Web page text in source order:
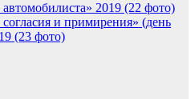
2019 (22 фото)
и примирения» (день
(23 фото)